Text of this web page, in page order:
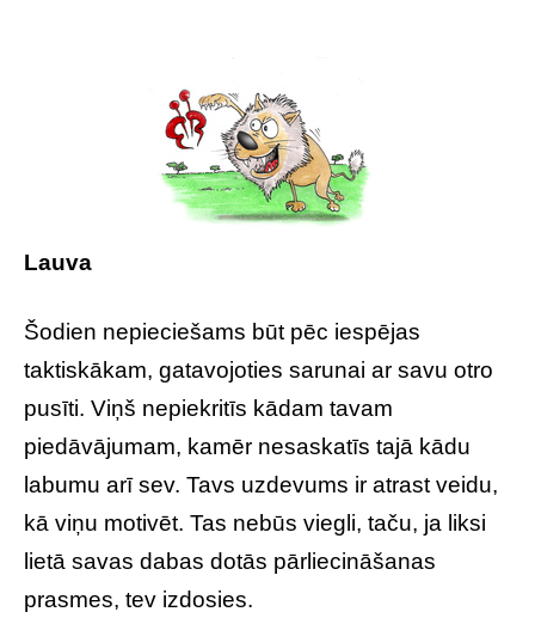
Lauva
Šodien nepieciešams būt pēc iespējas
taktiskākam, gatavojoties sarunai ar savu otro
pusīti. Viņš nepiekritīs kādam tavam
piedāvājumam, kamēr nesaskatīs tajā kādu
labumu arī sev. Tavs uzdevums ir atrast veidu,
kā viņu motivēt. Tas nebūs viegli, taču, ja liksi
lietā savas dabas dotās pārliecināšanas
prasmes, tev izdosies.